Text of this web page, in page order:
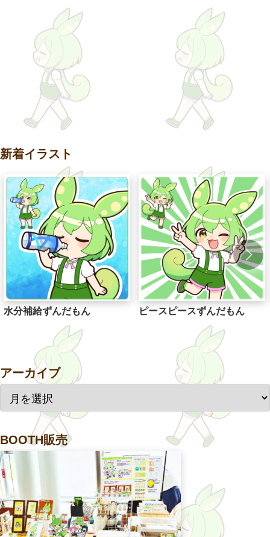
新着イラスト
水分補給ずんだもん ピースピースずんだもん
アーカイブ
BOOTH販売